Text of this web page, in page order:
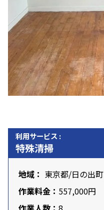
利用サービス :
特殊清掃
地域： 東京都/日の出町
作業料金： 557,000円